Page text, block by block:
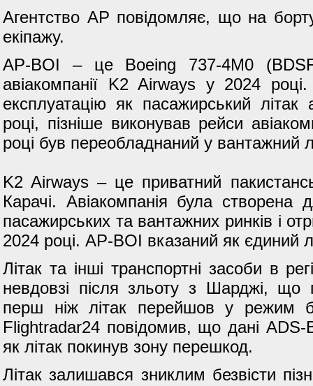
Агентство AP повідомляє, що на
екіпажу.
AP-BOI – це Boeing 737-4M0
авіакомпанії K2 Airways у 2024
експлуатацію як пасажирський
році, пізніше виконував рейси
році був переобладнаний у вантажний
K2 Airways – це приватний
Карачі. Авіакомпанія була створена
пасажирських та вантажних ринків і
2024 році. AP-BOI вказаний як єдиний
Літак та інші транспортні засоби в
невдовзі після зльоту з Шарджі, що
перш ніж літак перейшов у режим
Flightradar24 повідомив, що дані ADS-
як літак покинув зону перешкод.
Літак залишався зниклим безвісти